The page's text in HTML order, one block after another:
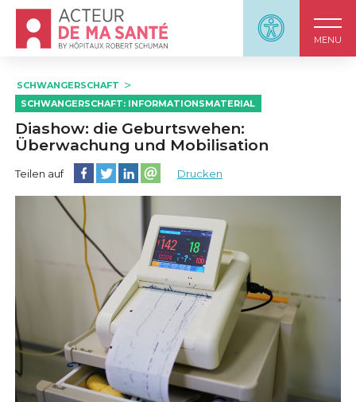
Panneau
MENU
Accueil - Acteur de ma santé, by HôpitauxRobert
SCHWANGERSCHAFT
SCHWANGERSCHAFT: INFORMATIONSMATERIAL
Diashow: die Geburtswehen:
Überwachung und Mobilisation
Teilen auf Diese Seite auf Facebook teilen
Diese Seite auf Twitter teilen
Diese Seite auf LinkedIn teilen
Partager cette page sur email
Drucken